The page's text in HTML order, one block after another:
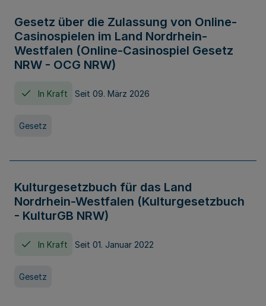
Gesetz über die Zulassung von Online-
Casinospielen im Land Nordrhein-
Westfalen (Online-Casinospiel Gesetz
NRW - OCG NRW)
In Kraft Seit 09. März 2026
Gesetz
Kulturgesetzbuch für das Land
Nordrhein-Westfalen (Kulturgesetzbuch
- KulturGB NRW)
In Kraft Seit 01. Januar 2022
Gesetz